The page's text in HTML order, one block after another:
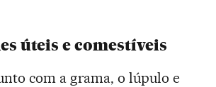
úteis e comestíveis
com a grama, o lúpulo e